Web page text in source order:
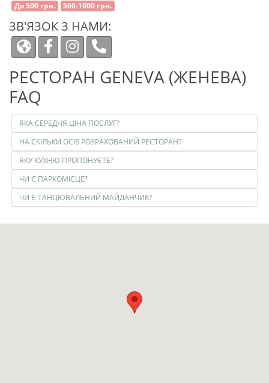
До 500 грн. 500-1000 грн.
ЗВ'ЯЗОК З НАМИ:
РЕСТОРАН GENEVA (ЖЕНЕВА)
FAQ
ЯКА СЕРЕДНЯ ЦІНА ПОСЛУГ?
НА СКІЛЬКИ ОСІБ РОЗРАХОВАНИЙ РЕСТОРАН?
ЯКУ КУХНЮ ПРОПОНУЄТЕ?
ЧИ Є ПАРКОМІСЦЕ?
ЧИ Є ТАНЦЮВАЛЬНИЙ МАЙДАНЧИК?